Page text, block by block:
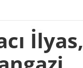
İlyas,